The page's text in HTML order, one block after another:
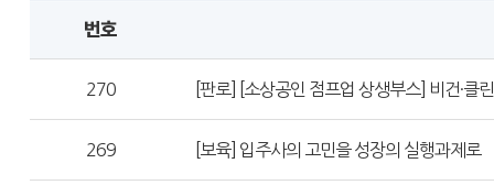
번호
270 [판로] [소상공인 점프업 상생부스] 비건·클
269 [보육] 입주사의 고민을 성장의 실행과제로